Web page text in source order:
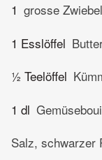
1 grosse Zwiebel
1 Esslöffel
½ Teelöffel
1 dl
Salz, schwarzer